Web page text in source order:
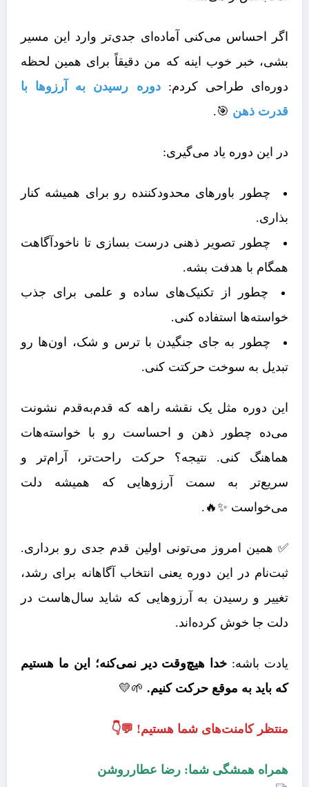
اگر احساس می‌کنی آماده‌ای جدی‌تر وارد این مسیر
بشی، خبر خوب اینه که من دقیقاً برای همین لحظه
دوره‌ای طراحی کردم:دوره رسیدن به آرزوها با
قدرت ذهن 🎯.
در این دوره یاد می‌گیری:
چطور باورهای محدودکننده رو برای همیشه کنار
بذاری.
چطور تصویر ذهنی درست بسازی تا ناخودآگاهت
همگام با هدفت بشه.
چطور از تکنیک‌های ساده و علمی برای جذب
خواسته‌ها استفاده کنی.
چطور به جای جنگیدن با ترس و شک، اون‌ها رو
تبدیل به سوخت حرکتت کنی.
این دوره مثل یک نقشه راهه که قدم‌به‌قدم نشونت
می‌ده چطور ذهن و احساست رو با خواسته‌هات
هماهنگ کنی. نتیجه؟ حرکت راحت‌تر، آرام‌تر و
سریع‌تر به سمت آرزوهایی که همیشه دلت
می‌خواست ✨🔥.
✅ همین امروز می‌تونی اولین قدم جدی رو برداری.
ثبت‌نام در این دوره یعنی انتخاب آگاهانه برای رشد،
تغییر و رسیدن به آرزوهایی که شاید سال‌هاست در
دلت جا خوش کرده‌اند.
یادت باشه: خدا هیچ‌وقت دیر نمی‌کنه؛ این ما هستیم
که باید به موقع حرکت کنیم. 🌱💛
منتظر کامنت‌های شما هستیم! 💬👇
همراه همشگی شما: رضا عطارروشن